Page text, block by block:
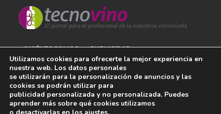
QUIÉNES SOMOS PUBLICIDAD
AVISO LEGAL
POLÍTICA DE COOKIES
POLÍTICA DE PRIVACIDAD
Utilizamos cookies para ofrecerte la mejor experiencia en
nuestra web. Los datos personales
se utilizarán para la personalización de anuncios y las
cookies se podrán utilizar para
publicidad personalizada y no personalizada. Puedes
aprender más sobre qué cookies utilizamos